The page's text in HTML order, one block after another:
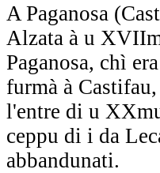
A Paganosa
Alzata à u
Paganosa, chì
furmà à
l'entre di u
ceppu di i da
abbandunati.